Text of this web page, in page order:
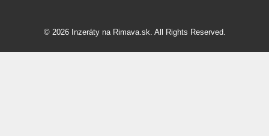
© 2026 Inzeráty na Rimava.sk. All Rights Reserved.